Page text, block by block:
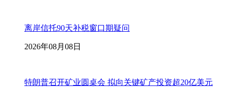
离岸信托90天补税窗口期疑问
2026年08月08日
特朗普召开矿业圆桌会 拟向关键矿产投资超20亿美元